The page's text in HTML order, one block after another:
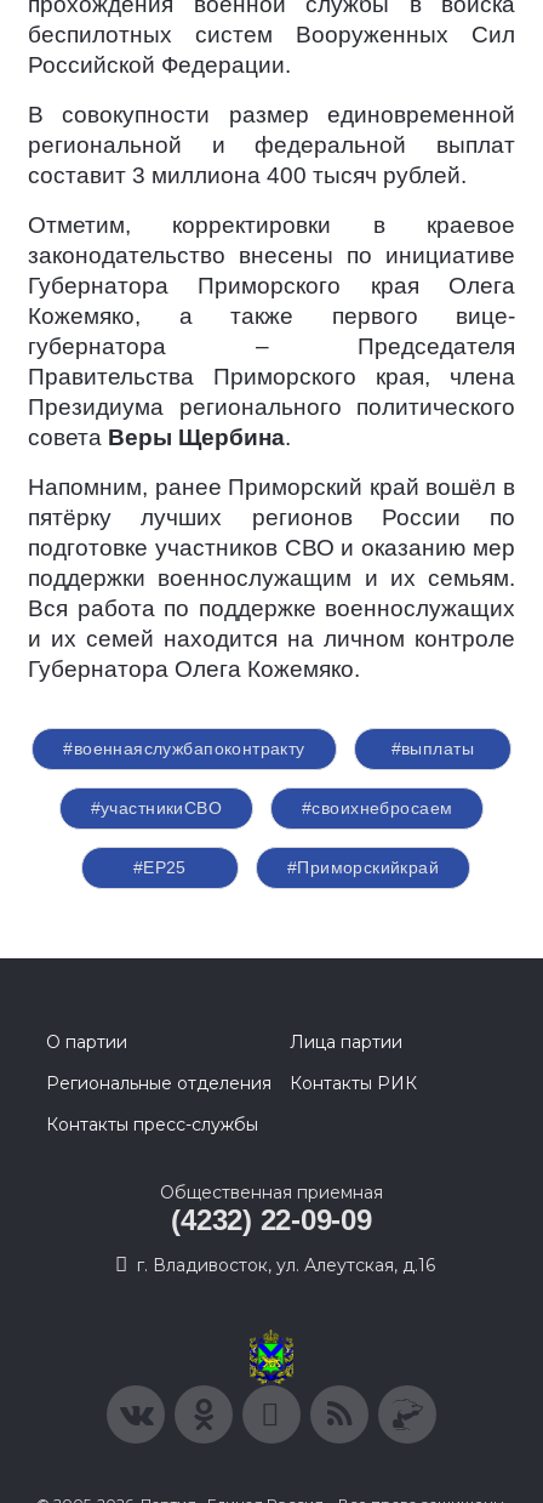
беспилотных систем Вооруженных Сил
Российской Федерации.
В совокупности размер единовременной
региональной и федеральной выплат
составит 3 миллиона 400 тысяч рублей.
Отметим, корректировки в краевое
законодательство внесены по инициативе
Губернатора Приморского края Олега
Кожемяко, а также первого вице-
губернатора – Председателя
Правительства Приморского края, члена
Президиума регионального политического
совета Веры Щербина.
Напомним, ранее Приморский край вошёл в
пятёрку лучших регионов России по
подготовке участников СВО и оказанию мер
поддержки военнослужащим и их семьям.
Вся работа по поддержке военнослужащих
и их семей находится на личном контроле
Губернатора Олега Кожемяко.
#военнаяслужбапоконтракту #выплаты
#участникиСВО #своихнебросаем
#ЕР25 #Приморскийкрай
О партии
Лица партии
Региональные отделения
Контакты РИК
Контакты пресс-службы
Общественная приемная
(4232) 22-09-09
г. Владивосток, ул. Алеутская, д.16